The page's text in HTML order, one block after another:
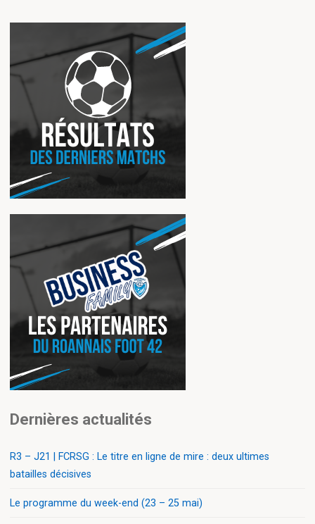
Dernières actualités
R3 – J21 | FCRSG : Le titre en ligne de mire : deux ultimes
batailles décisives
Le programme du week-end (23 – 25 mai)